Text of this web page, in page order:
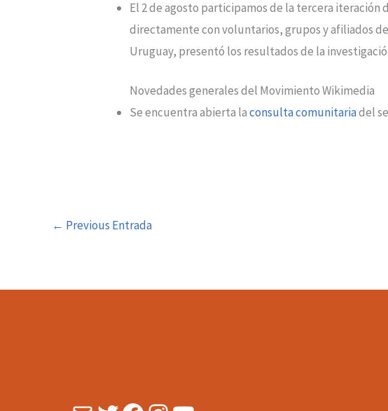
El 2 de agosto participamos de la tercera iteración
directamente con voluntarios, grupos y afiliados
Uruguay, presentó los resultados de la
Novedades generales del Movimiento Wikimedia
Se encuentra abierta laconsulta comunitariadel
← Previous Entrada